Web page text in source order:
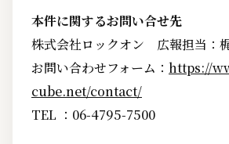
本件に関するお問い合せ先
株式会社ロックオン 広報担当：
お問い合わせフォーム： https://
cube.net/contact/
TEL ：06-4795-7500